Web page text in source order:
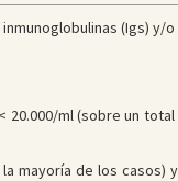
(Igs)
ml (sobre un
mayoría de los casos)